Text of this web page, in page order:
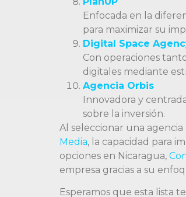
Enfocada en la
para maximizar su
Digital Space
Con operaciones
digitales mediante
Agencia Orbis
Innovadora y
sobre la inversión.
Al seleccionar una
Media, la capacidad para
opciones en Nicaragua,
empresa gracias a su
Esperamos que esta lista